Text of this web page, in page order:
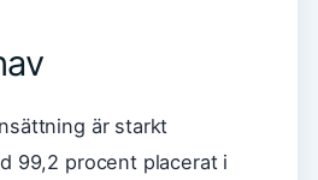
är starkt
99,2 procent placerat i